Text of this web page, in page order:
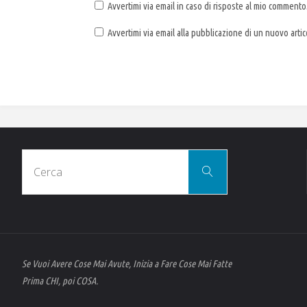
Avvertimi via email in caso di risposte al mio commento.
Avvertimi via email alla pubblicazione di un nuovo
Cerca
Se Vuoi Avere Cose Mai Avute, Inizia a Fare Cose Mai Fatte
Prima CHI, poi COSA.